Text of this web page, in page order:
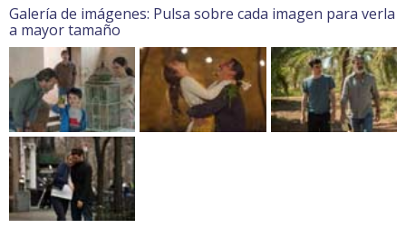
Galería de imágenes: Pulsa sobre cada imagen para verla
a mayor tamaño